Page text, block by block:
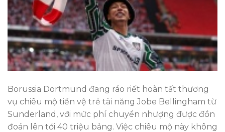
Borussia Dortmund đang ráo riết hoàn tất thương
vụ chiêu mộ tiền vệ trẻ tài năng Jobe Bellingham từ
Sunderland, với mức phí chuyển nhượng được đồn
đoán lên tới 40 triệu bảng. Việc chiêu mộ này không